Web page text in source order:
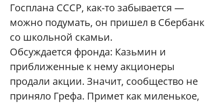
Госплана СССР, как-то забывается —
можно подумать, он пришел в Сбербанк
со школьной скамьи.
Обсуждается фронда: Казьмин и
приближенные к нему акционеры
продали акции. Значит, сообщество не
приняло Грефа. Примет как миленькое,